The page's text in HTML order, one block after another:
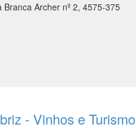
Branca Archer nº 2, 4575-375
- Vinhos e Turismo